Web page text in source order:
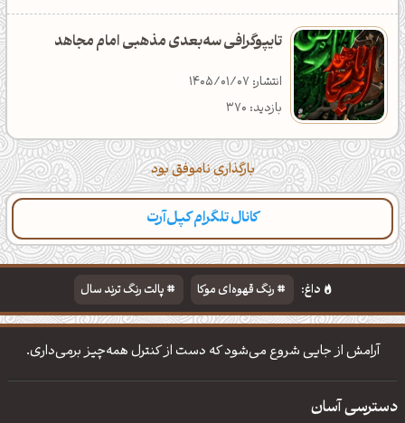
تایپوگرافی سه‌بعدی مذهبی امام مجاهد
انتشار: 1405/01/07
بازدید: 370
بارگذاری ناموفق بود
کانال تلگرام کپل‌آرت
دسته‌بندی مطالب تازه تایپوگرافی پالت‌ها
داغ: رنگ قهوه‌ای موکا
پالت رنگ ترند سال
دانلود والپیپر مذهبی
تایپوگرافی شعر مولانا
آرامش از جایی شروع می‌شود که دست از کنترل همه‌چیز برمی‌داری.
دسترسی آسان